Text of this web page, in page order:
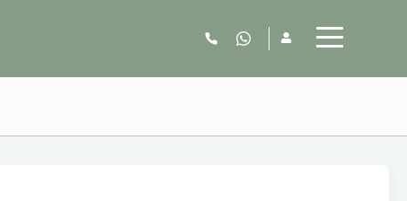
06.52.63.77.73